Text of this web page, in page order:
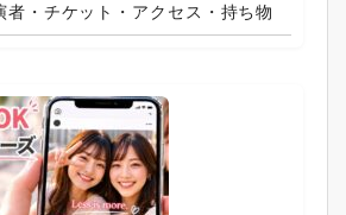
者・チケット・アクセス・持ち物